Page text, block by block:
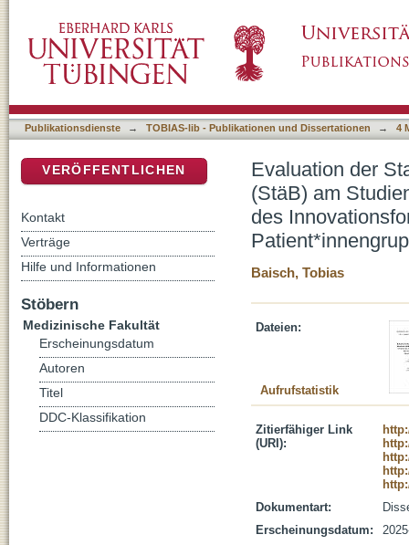
Reutlingen im Rahmen der AKtiV-Studie
Patient*innengruppenvergleich.
Publikationsdienste → TOBIAS-lib - Publikationen und Dissertationen → 4
Evaluation der
(StäB) am
des
Baisch, Tobias
Dateien:
Aufrufstatistik
Zitierfähiger Link
(URI):
Dokumentart:
Erscheinungsdatum:
VERÖFFENTLICHEN
Kontakt
Verträge
Hilfe und Informationen
Stöbern
Medizinische Fakultät
Erscheinungsdatum
Autoren
Titel
DDC-Klassifikation